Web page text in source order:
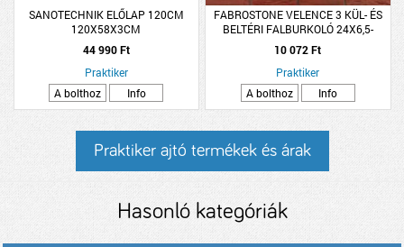
SANOTECHNIK ELŐLAP 120CM
120X58X3CM
44 990 Ft
Praktiker
A bolthoz
Info
FABROSTONE VELENCE 3 KÜL- ÉS
BELTÉRI FALBURKOLÓ 24X6,5-
7X2CM
10 072 Ft
Praktiker
A bolthoz
Info
Praktiker ajtó termékek és árak
Hasonló kategóriák